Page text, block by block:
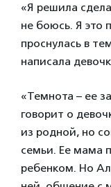
«Я решила
не боюсь. Я это
проснулась в
написала
«Темнота – ее
говорит о
из родной, но
семьи. Ее мама
ребенком. Но